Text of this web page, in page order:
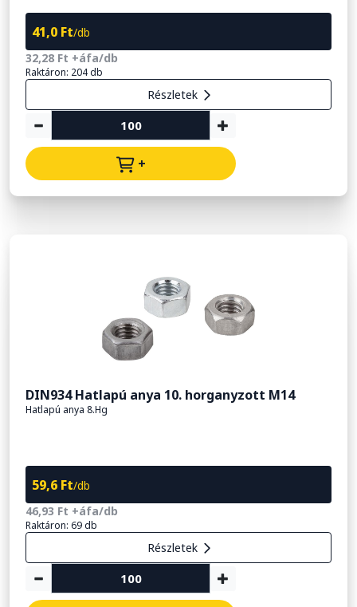
41,0 Ft/db
32,28 Ft +áfa/db
Raktáron: 204 db
Részletek
+
DIN934 Hatlapú anya 10. horganyzott M14
Hatlapú anya 8.Hg
59,6 Ft/db
46,93 Ft +áfa/db
Raktáron: 69 db
Részletek